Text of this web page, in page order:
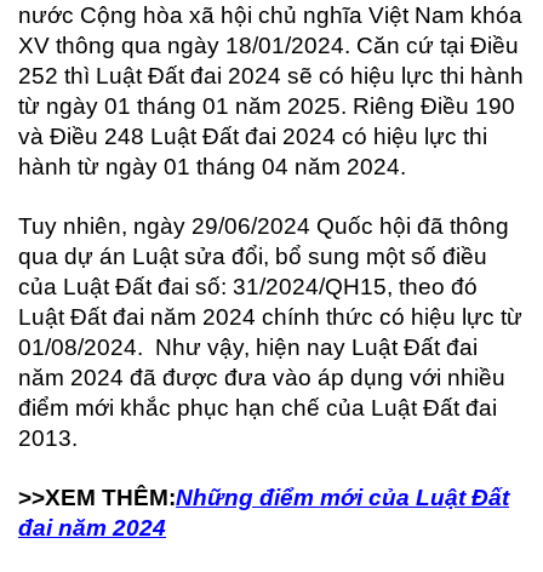
nước Cộng hòa xã hội chủ nghĩa Việt Nam khóa
XV thông qua ngày 18/01/2024. Căn cứ tại Điều
252 thì Luật Đất đai 2024 sẽ có hiệu lực thi hành
từ ngày 01 tháng 01 năm 2025. Riêng Điều 190
và Điều 248 Luật Đất đai 2024 có hiệu lực thi
hành từ ngày 01 tháng 04 năm 2024.
Tuy nhiên, ngày 29/06/2024 Quốc hội đã thông
qua dự án Luật sửa đổi, bổ sung một số điều
của Luật Đất đai số: 31/2024/QH15, theo đó
Luật Đất đai năm 2024 chính thức có hiệu lực từ
01/08/2024. Như vậy, hiện nay Luật Đất đai
năm 2024 đã được đưa vào áp dụng với nhiều
điểm mới khắc phục hạn chế của Luật Đất đai
2013.
>>XEM THÊM:Những điểm mới của Luật Đất
đai năm 2024